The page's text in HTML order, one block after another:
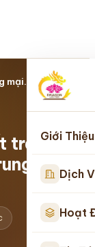
Giới Thiệu
Dịch
Hoạt
mại…
tranh
tâm